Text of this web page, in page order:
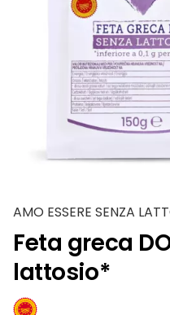
AMO ESSERE SENZA
Feta greca
lattosio*